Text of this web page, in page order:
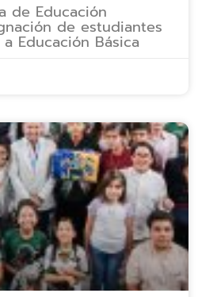
de Educación
de estudiantes
Educación Básica